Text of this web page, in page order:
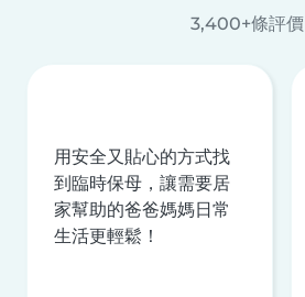
3,400+條評價
用安全又貼心的方式找
到臨時保母，讓需要居
家幫助的爸爸媽媽日常
生活更輕鬆！